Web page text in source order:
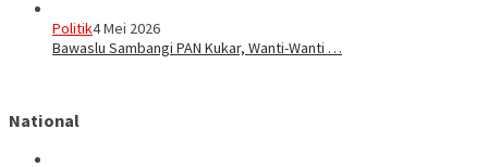
Politik4 Mei 2026
Bawaslu Sambangi PAN Kukar, Wanti-Wanti …
National